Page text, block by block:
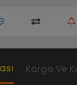
Kargo Ve